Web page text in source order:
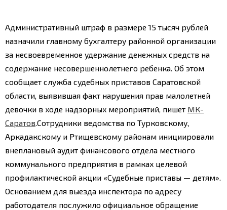
Административный штраф в размере 15 тысяч рублей
назначили главному бухгалтеру районной организации
за несвоевременное удержание денежных средств на
содержание несовершеннолетнего ребенка. Об этом
сообщает служба судебных приставов Саратовской
области, выявившая факт нарушения прав малолетней
девочки в ходе надзорных мероприятий, пишет МК-
Саратов.Сотрудники ведомства по Турковскому,
Аркадакскому и Ртищевскому районам инициировали
внеплановый аудит финансового отдела местного
коммунального предприятия в рамках целевой
профилактической акции «Судебные приставы — детям».
Основанием для выезда инспектора по адресу
работодателя послужило официальное обращение